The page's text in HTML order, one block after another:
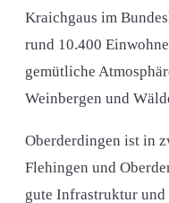
Kraichgaus im
rund 10.400
gemütliche
Weinbergen und
Oberderdingen ist in
Flehingen und
gute Infrastruktur